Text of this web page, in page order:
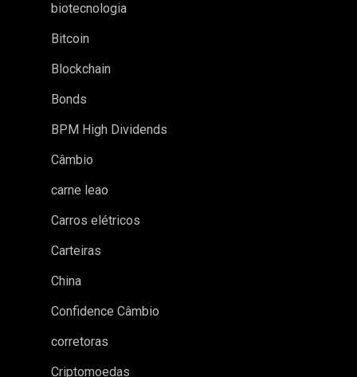
biotecnologia
Bitcoin
Blockchain
Bonds
BPM High Dividends
Câmbio
carne leao
Carros elétricos
Carteiras
China
Confidence Câmbio
corretoras
Criptomoedas